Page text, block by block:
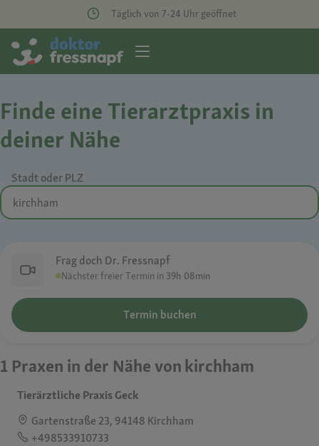
Täglich von 7-24 Uhr geöffnet
Finde eine Tierarztpraxis in
deiner Nähe
Stadt oder PLZ
Frag doch Dr. Fressnapf
Nächster freier Termin in 39h 08min
Termin buchen
1 Praxen in der Nähe von kirchham
Tierärztliche Praxis Geck
Gartenstraße 23, 94148 Kirchham
+498533910733